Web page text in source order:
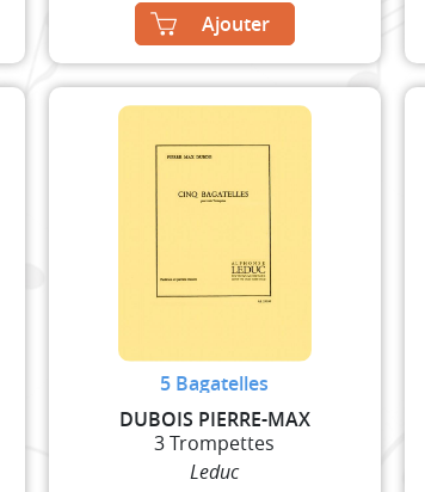
Ajouter
5 Bagatelles
DUBOIS PIERRE-MAX
3 Trompettes
Leduc